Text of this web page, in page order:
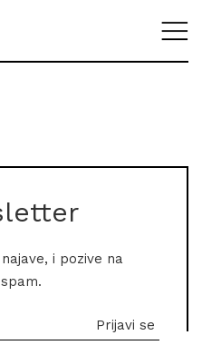
i pozive na